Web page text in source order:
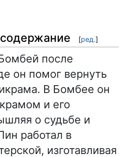
[ред.]
после
он помог вернуть
В Бомбее он
и его
о судьбе и
работал в
изготавливая